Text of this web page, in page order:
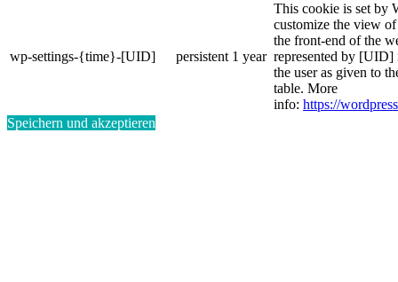
wp-settings-{time}-[UID] persistent 1 year
This cookie is set by
customize the view
the front-end of the
represented by
the user as given to
table. More
info: https://
Speichern und akzeptieren